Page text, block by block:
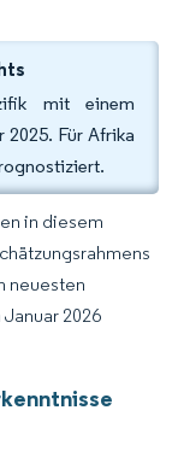
mit einem
2025. Für Afrika
in diesem
neuesten
2026